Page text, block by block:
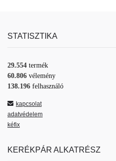
STATISZTIKA
29.554 termék
60.806 vélemény
138.196 felhasználó
kapcsolat
adatvédelem
kéfix
KERÉKPÁR ALKATRÉSZ